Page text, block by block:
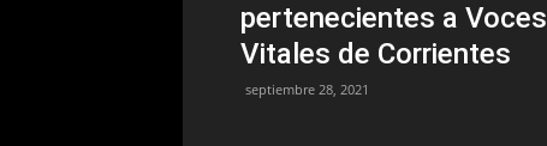
pertenecientes a Voces
Vitales de Corrientes
septiembre 28, 2021